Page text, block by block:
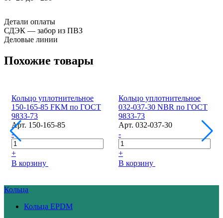
Детали оплаты
СДЭК — забор из ПВЗ
Деловые линии
Похожие товары
Кольцо уплотнительное
150-165-85 FKM по ГОСТ
9833-73
Арт. 150-165-85
-
+
В корзину
Кольцо уплотнительное
032-037-30 NBR по ГОСТ
9833-73
Арт. 032-037-30
-
+
В корзину
Кольца
Кольца EPDM